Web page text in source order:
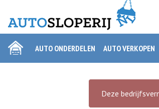
AUTO ONDERDELEN AUTO VERKOPEN
Deze